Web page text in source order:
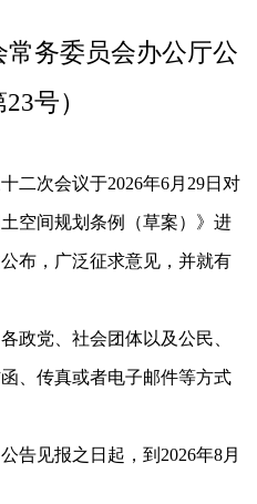
务委员会办公厅公
号）
次会议于2026年6月29日对
空间规划条例（草案）》进
布，广泛征求意见，并就有
党、社会团体以及公民、
、传真或者电子邮件等方式
见报之日起，到2026年8月